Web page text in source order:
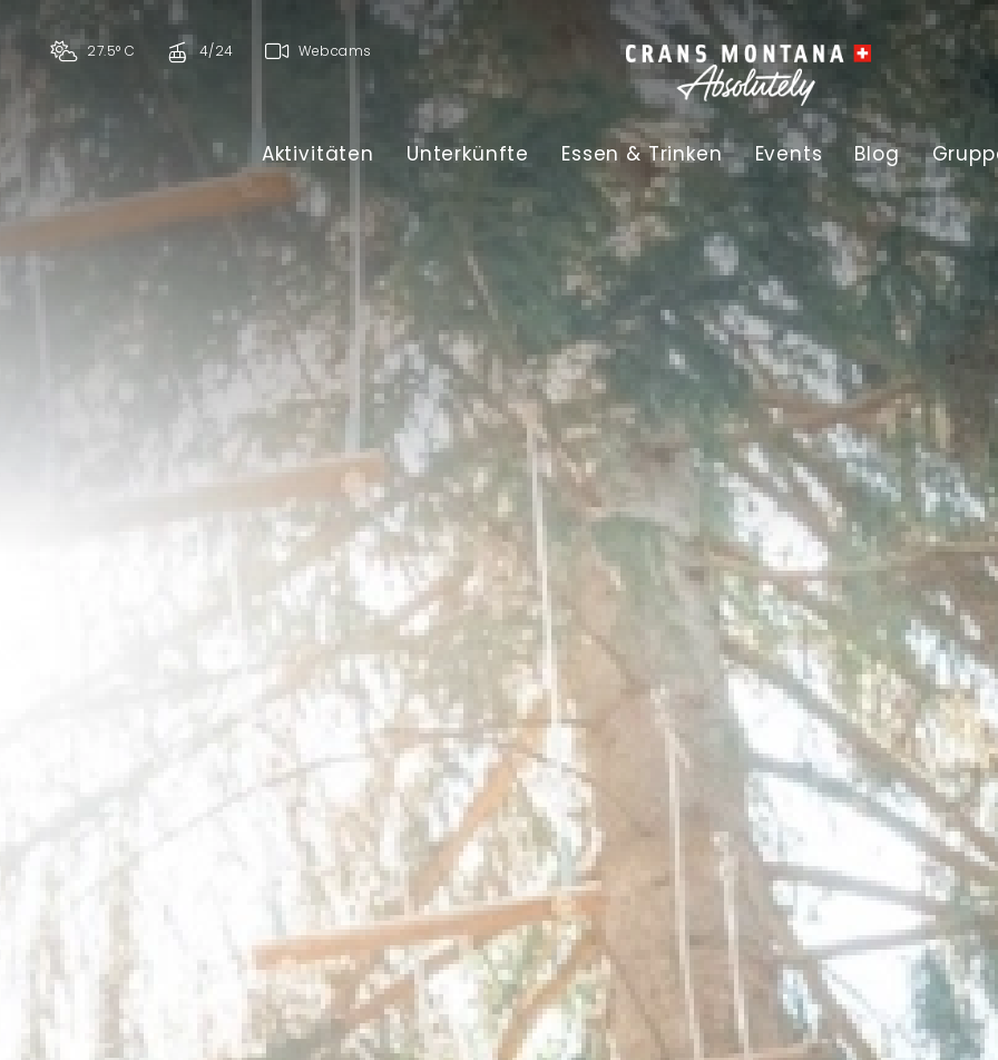
27.5° C 4/24 Webcams
Aktivitäten Unterkünfte Essen & Trinken Events Blog